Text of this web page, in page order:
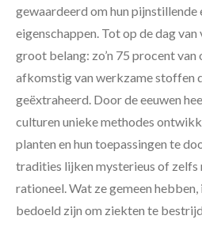
gewaardeerd om hun pijnstillende
eigenschappen. Tot op de dag
groot belang: zo’n 75 procent van
afkomstig van werkzame stoffen
geëxtraheerd. Door de eeuwen
culturen unieke methodes
planten en hun toepassingen te
tradities lijken mysterieus of zelfs
rationeel. Wat ze gemeen hebben,
bedoeld zijn om ziekten te